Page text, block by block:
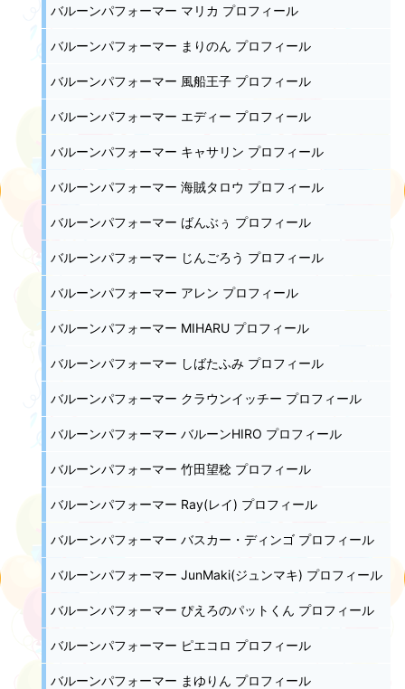
バルーンパフォーマー マリカ プロフィール
バルーンパフォーマー まりのん プロフィール
バルーンパフォーマー 風船王子 プロフィール
バルーンパフォーマー エディー プロフィール
バルーンパフォーマー キャサリン プロフィール
バルーンパフォーマー 海賊タロウ プロフィール
バルーンパフォーマー ばんぶぅ プロフィール
バルーンパフォーマー じんごろう プロフィール
バルーンパフォーマー アレン プロフィール
バルーンパフォーマー MIHARU プロフィール
バルーンパフォーマー しばたふみ プロフィール
バルーンパフォーマー クラウンイッチー プロフィール
バルーンパフォーマー バルーンHIRO プロフィール
バルーンパフォーマー 竹田望稔 プロフィール
バルーンパフォーマー Ray(レイ) プロフィール
バルーンパフォーマー バスカー・ディンゴ プロフィール
バルーンパフォーマー JunMaki(ジュンマキ) プロフィール
バルーンパフォーマー ぴえろのパットくん プロフィール
バルーンパフォーマー ピエコロ プロフィール
バルーンパフォーマー まゆりん プロフィール